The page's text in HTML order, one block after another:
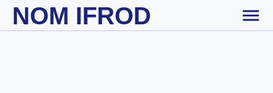
Skip to main content
NOM IFROD